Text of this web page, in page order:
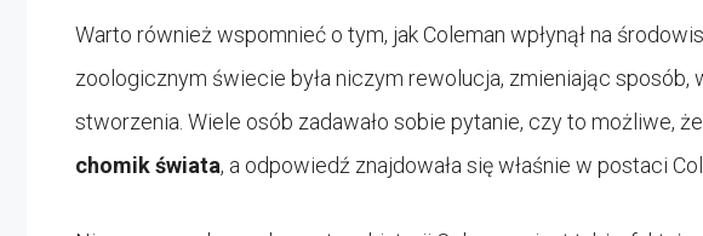
Warto również wspomnieć o tym, jak Coleman wpłynął na
zoologicznym świecie była niczym rewolucja, zmieniając sposób,
stworzenia. Wiele osób zadawało sobie pytanie, czy to możliwe,
chomik świata, a odpowiedź znajdowała się właśnie w postaci